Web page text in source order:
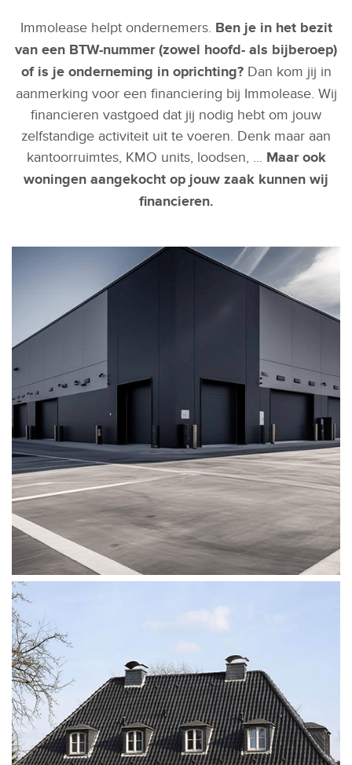
Immolease helpt ondernemers. Ben je in het bezit
van een BTW-nummer (zowel hoofd- als bijberoep)
of is je onderneming in oprichting?Dan kom jij in
aanmerking voor een financiering bij Immolease. Wij
financieren vastgoed dat jij nodig hebt om jouw
zelfstandige activiteit uit te voeren. Denk maar aan
kantoorruimtes, KMO units, loodsen, ... Maar ook
woningen aangekocht op jouw zaak kunnen wij
financieren.